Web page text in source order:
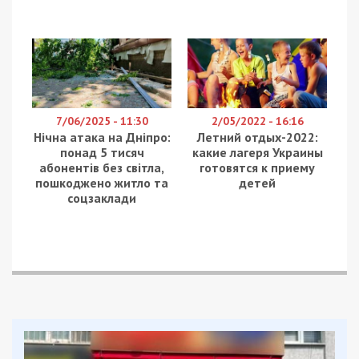
7/06/2025 - 11:30
Нічна атака на Дніпро:
понад 5 тисяч
абонентів без світла,
пошкоджено житло та
соцзаклади
2/05/2022 - 16:16
Летний отдых-2022:
какие лагеря Украины
готовятся к приему
детей